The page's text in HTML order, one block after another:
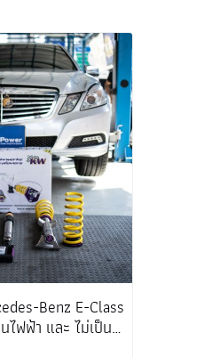
Benz E-Class
ไฟฟ้า และ ไม่เป็น